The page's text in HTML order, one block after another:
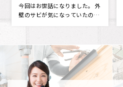
今回はお世話になりました。 外
壁のサビが気になっていたの